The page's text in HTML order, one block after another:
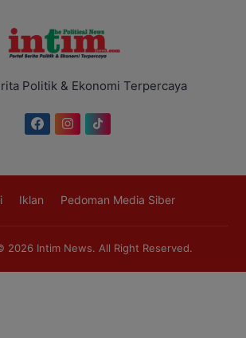
Politik & Ekonomi Terpercaya
Iklan Pedoman Media Siber
2026 Intim News. All Right Reserved.